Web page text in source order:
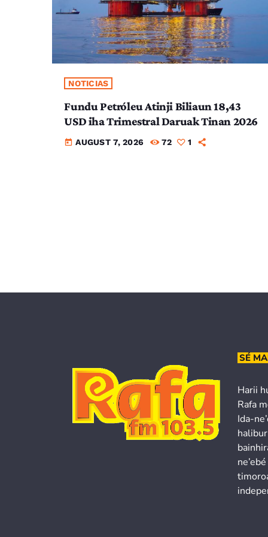
NOTICIAS
Fundu Petróleu Atinji Biliaun 18,43
USD iha Trimestral Daruak Tinan 2026
today AUGUST 7, 2026 72 1
SÉ
Harii
Rafa
Ida-